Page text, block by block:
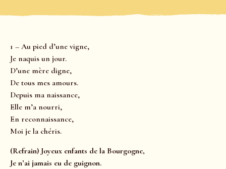
1 – Au pied d’une vigne,
Je naquis un jour.
D’une mère digne,
De tous mes amours.
Depuis ma naissance,
Elle m’a nourri,
En reconnaissance,
Moi je la chéris.
(Refrain) Joyeux enfants de la Bourgogne,
Je n’ai jamais eu de guignon.